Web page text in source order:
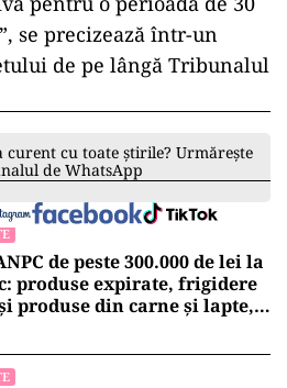
se precizează într-un
de pe lângă Tribunalul
curent cu toate știrile? Urmărește
de WhatsApp
de peste 300.000 de lei la
produse expirate, frigidere
produse din carne și lapte,